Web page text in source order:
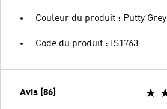
Couleur du produit : Putty Grey
Code du produit : IS1763
Avis (86)